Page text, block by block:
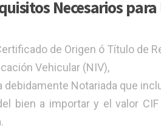
Necesarios
de Origen ó Título de
Vehicular (NIV),
debidamente Notariada que
bien a importar y el valor